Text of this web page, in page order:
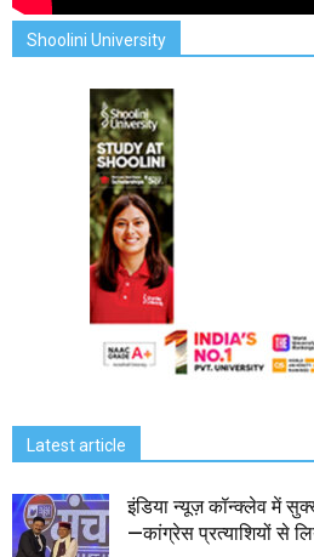
Shoolini University
Latest article
इंडिया न्यूज़ कॉन्क्लेव में
—कांग्रेस प्रत्याशियों से